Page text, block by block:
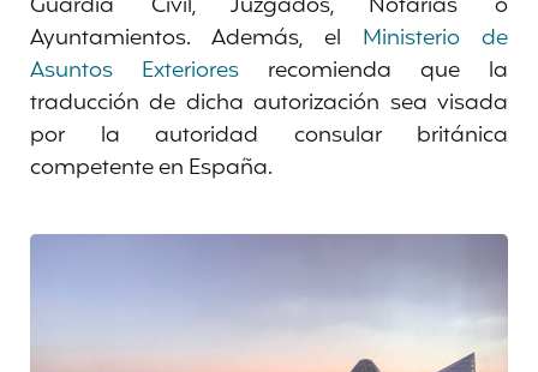
Ayuntamientos. Además, el Ministerio de
Asuntos Exteriores recomienda que la
traducción de dicha autorización sea visada
por la autoridad consular británica
competente en España.